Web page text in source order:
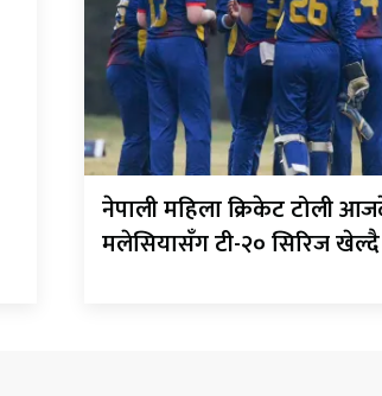
नेपाली महिला क्रिकेट टोली
मलेसियासँग टी-२० सिरिज खेल्दै